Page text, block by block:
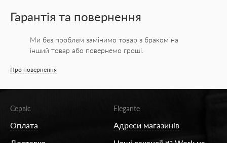
Гарантія та повернення
Ми без проблем замінимо товар з браком на
інший товар або повернемо гроші.
Про повернення
Сервіс
Оплата
Elegante
Адреси магазинів